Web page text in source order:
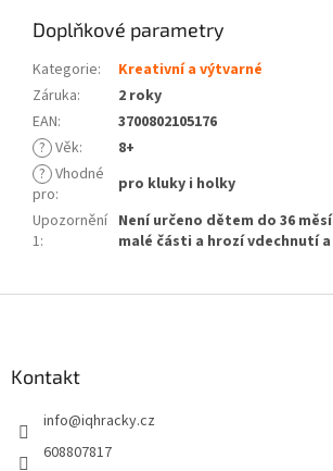
Doplňkové parametry
Kategorie:
Kreativní a výtvarné
Záruka:
2 roky
EAN:
3700802105176
? Věk:
8+
? Vhodné
pro:
pro kluky i holky
Upozornění
1:
Není určeno dětem do 36
malé části a hrozí vdechnutí
Kontakt
info@iqhracky.cz
608807817